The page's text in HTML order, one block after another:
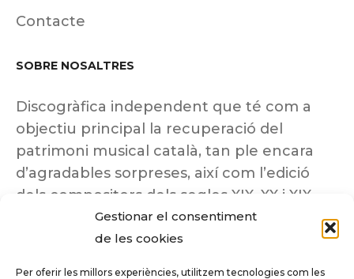
Gestionar el consentiment
de les cookies
Per oferir les millors experiències, utilitzem tecnologies com les
Contacte
SOBRE NOSALTRES
Discogràfica independent que té com a
objectiu principal la recuperació del
patrimoni musical català, tan ple encara
d’agradables sorpreses, així com l’edició
dels compositors dels segles XIX, XX i XIX
insuficientment coneguts.